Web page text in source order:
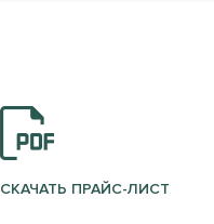
СКАЧАТЬ ПРАЙС-ЛИСТ